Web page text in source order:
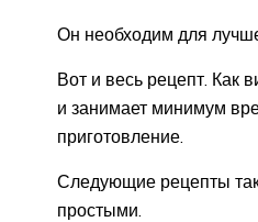
Он необходим для
Вот и весь рецепт. Как
и занимает минимум
приготовление.
Следующие рецепты
простыми.